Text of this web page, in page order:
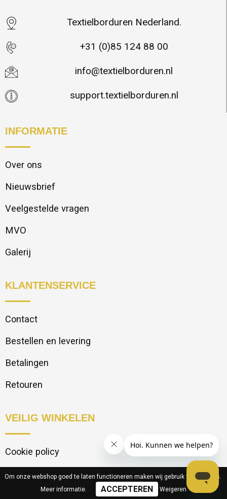
Textielborduren Nederland.
+31 (0)85 124 88 00
info@textielborduren.nl
support.textielborduren.nl
INFORMATIE
Over ons
Nieuwsbrief
Veelgestelde vragen
MVO
Galerij
KLANTENSERVICE
Contact
Bestellen en levering
Betalingen
Retouren
VEILIG WINKELEN
Cookie policy
Privacy statement
Om onze webshop goed te laten functioneren maken wij gebruik van cookies.
Meer informatie
Weigeren